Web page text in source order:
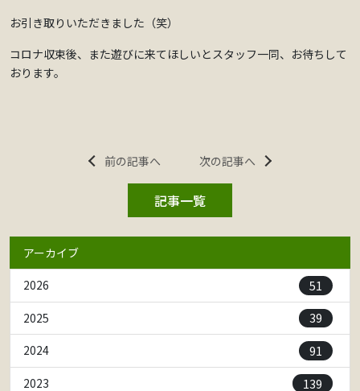
お引き取りいただきました（笑）
コロナ収束後、また遊びに来てほしいとスタッフ一同、お待ちして
おります。
前の記事へ 次の記事へ
記事一覧
アーカイブ
2026
51
2025 39
2024 91
2023 139